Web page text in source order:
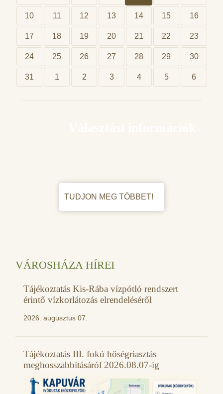
10 11 12 13 14 15 16
17 18 19 20 21 22 23
24 25 26 27 28 29 30
31 1 2 3 4 5 6
TUDJON MEG TÖBBET!
VÁROSHÁZA HÍREI
Tájékoztatás Kis-Rába vízpótló rendszert
érintő vízkorlátozás elrendeléséről
2026. augusztus 07.
Tájékoztatás III. fokú hőségriasztás
meghosszabbításáról 2026.08.07-ig